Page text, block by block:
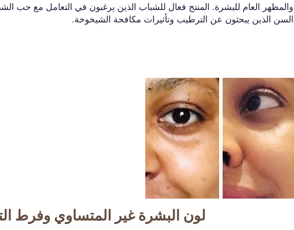
والمظهر العام للبشرة. المنتج فعال للشباب الذين يرغبون في التعامل مع حب
السن الذين يبحثون عن الترطيب وتأثيرات مكافحة الشيخوخة.
لون البشرة غير المتساوي وفرط